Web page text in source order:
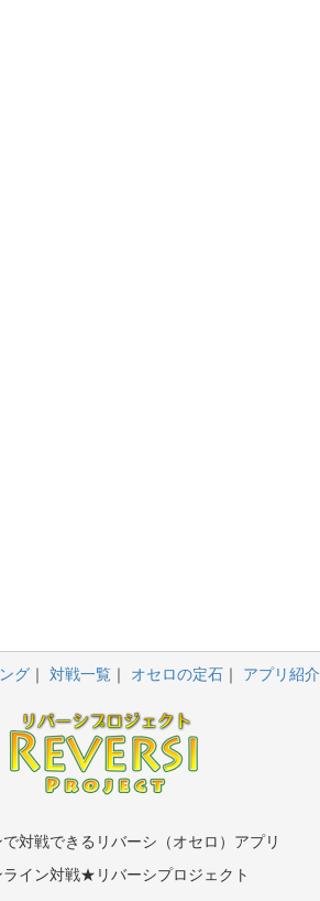
グ 対戦一覧 オセロの定石 アプリ紹介
対戦できるリバーシ（オセロ）アプリ
イン対戦★リバーシプロジェクト